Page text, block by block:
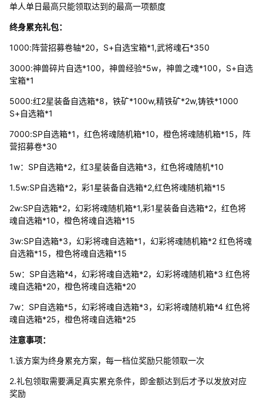
单人单日最高只能领取达到的最高一项额度
终身累充礼包：
1000:阵营招募卷轴*20，S+自选宝箱*1,武将魂石*350
3000:神兽碎片自选*100，神兽经验*5w，神兽之魂*100，S+自选
宝箱*1
5000:红2星装备自选箱*8，铁矿*100w,精铁矿*2w,铸铁*1000
S+自选箱*1
7000:SP自选箱*1，红色将魂随机箱*10，橙色将魂随机箱*15，阵
营招募卷*30
1w：SP自选箱*2，红3星装备自选箱*3，红色将魂随机*10
1.5w:SP自选箱*2，彩1星装备自选箱*2,红色将魂随机箱*15
2w:SP自选箱*2，幻彩将魂随机箱*1,彩1星装备自选箱*2，红色将
魂自选箱*10，橙色将魂自选箱*15
3w:SP自选箱*3，幻彩将魂自选箱*1，幻彩将魂随机箱*2 红色将魂
自选箱*15，橙色将魂自选箱*15
5w：SP自选箱*4，幻彩将魂自选箱*2，幻彩将魂随机箱*3 红色将
魂自选箱*20，橙色将魂自选箱*20
7w：SP自选箱*5，幻彩将魂自选箱*3，幻彩将魂随机箱*4 红色将
魂自选箱*25，橙色将魂自选箱*25
注意事项：
1.该方案为终身累充方案，每一档位奖励只能领取一次
2.礼包领取需要满足真实累充条件，即金额达到后才予以发放对应
奖励